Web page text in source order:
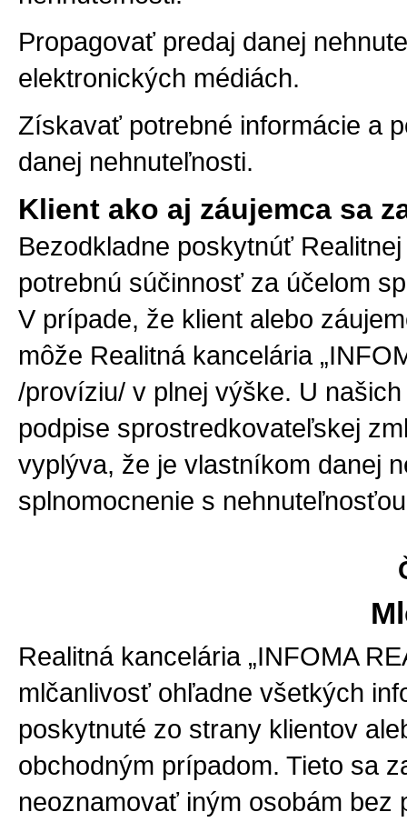
Propagovať predaj danej
elektronických médiách.
Získavať potrebné informácie a
danej nehnuteľnosti.
Klient ako aj záujemca sa
Bezodkladne poskytnúť
potrebnú súčinnosť za účelom
V prípade, že klient alebo
môže Realitná kancelária
/províziu/ v plnej výške. U
podpise sprostredkovateľskej
vyplýva, že je vlastníkom danej
splnomocnenie s
Realitná kancelária „INFOMA
mlčanlivosť ohľadne všetkých
poskytnuté zo strany klientov
obchodným prípadom. Tieto sa
neoznamovať iným osobám